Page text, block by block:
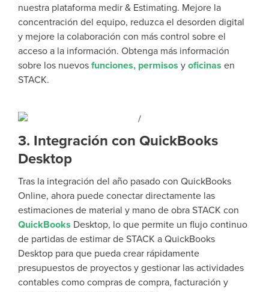
nuestra plataforma medir & Estimating. Mejore la
concentración del equipo, reduzca el desorden digital
y mejore la colaboración con más control sobre el
acceso a la información. Obtenga más información
sobre los nuevos funciones, permisos y oficinas en
STACK.
3. Integración con QuickBooks
Desktop
Tras la integración del año pasado con QuickBooks
Online, ahora puede conectar directamente las
estimaciones de material y mano de obra STACK con
QuickBooks Desktop, lo que permite un flujo continuo
de partidas de estimar de STACK a QuickBooks
Desktop para que pueda crear rápidamente
presupuestos de proyectos y gestionar las actividades
contables como compras de compra, facturación y